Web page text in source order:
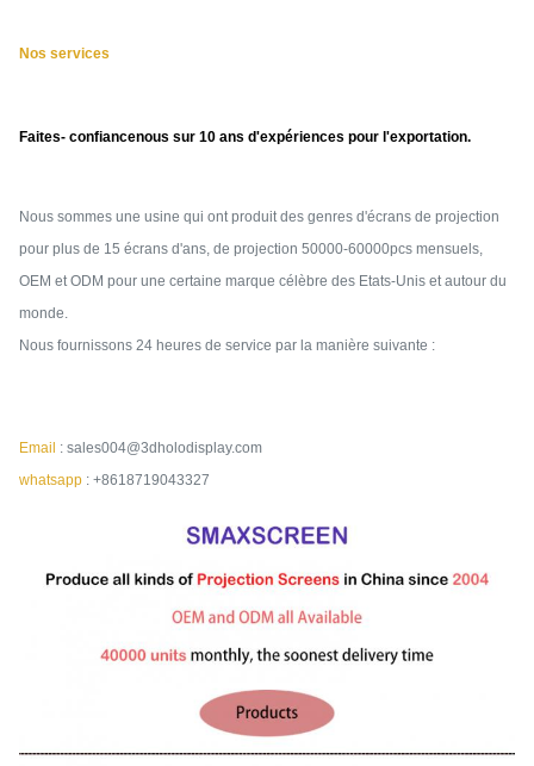
Nos services
Faites- confiancenous sur 10 ans d'expériences pour l'exportation.
Nous sommes une usine qui ont produit des genres d'écrans de projection
pour plus de 15 écrans d'ans, de projection 50000-60000pcs mensuels,
OEM et ODM pour une certaine marque célèbre des Etats-Unis et autour du
monde.
Nous fournissons 24 heures de service par la manière suivante :
Email : sales004@3dholodisplay.com
whatsapp : +8618719043327